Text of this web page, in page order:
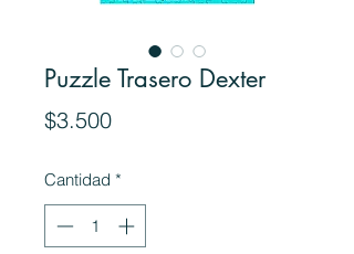
Puzzle Trasero Dexter
$3.500Precio
Cantidad *